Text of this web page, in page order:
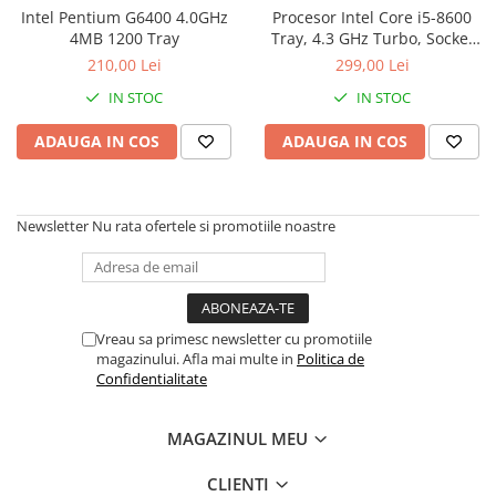
Genti Laptop
Incarcatoare laptop
Incarcatoare laptop refurbished
Standuri și Coolere Laptop
Alte accesorii
Card reader
Coolere
Ventilatoare carcasa
Procesoare
Placi VIDEO
Calculatoare All-in-One NOI
All-in-One REFURBISHED
Calculatoare All-in-One RENEW
Intel Pentium G6400 4.0GHz
4MB 1200 Tray
210,00 Lei
IN STOC
ADAUGA IN COS
Procesor Intel Core i5-8600
Tray, 4.3 GHz Turbo, Socket
1151
299,00 Lei
IN STOC
ADAUGA IN COS
Newsletter Nu rata ofertele si promotiile noastre
Vreau sa primesc newsletter cu promotiile
magazinului. Afla mai multe in Politica de
Confidentialitate
MAGAZINUL MEU
CLIENTI